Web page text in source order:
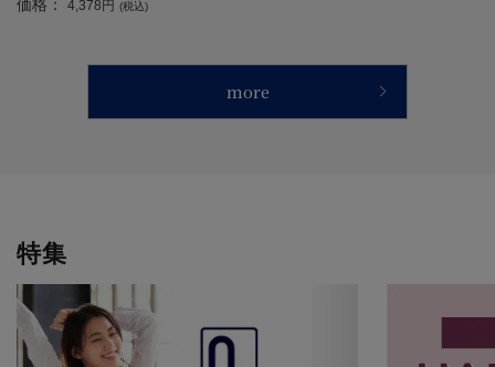
者／シニア／手口足口ゴム入り／ホ
価格： 4,378円 (税込)
more
特集